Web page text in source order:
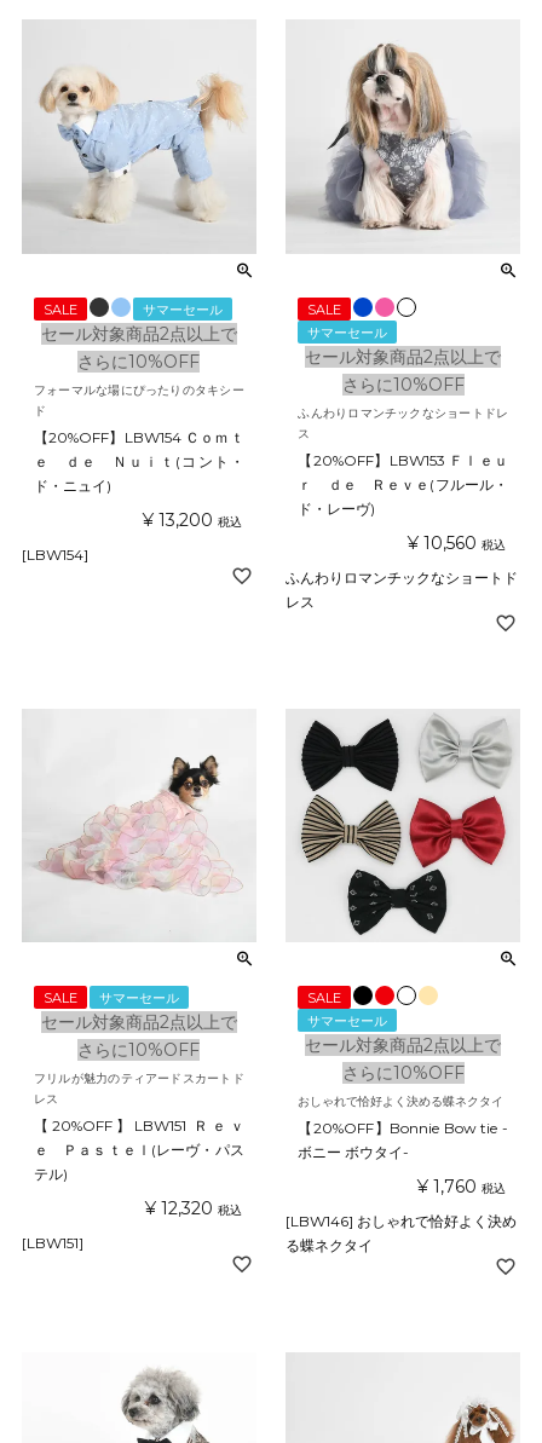
SALE サマーセール
セール対象商品2点以上で
さらに10%OFF
フォーマルな場にぴったりのタキシー
ド
【20%OFF】LBW154 Ｃｏｍｔ
ｅ ｄｅ Ｎｕｉｔ(コント・
ド・ニュイ)
¥ 13,200 税込
[LBW154]
SALE
サマーセール
セール対象商品2点以上で
さらに10%OFF
ふんわりロマンチックなショートドレ
ス
【20%OFF】LBW153 Ｆｌｅｕ
ｒ ｄｅ Ｒｅｖｅ(フルール・
ド・レーヴ)
¥ 10,560 税込
ふんわりロマンチックなショートド
レス
SALE サマーセール
セール対象商品2点以上で
さらに10%OFF
フリルが魅力のティアードスカートド
レス
【20%OFF】LBW151 Ｒｅｖ
ｅ Ｐａｓｔｅｌ(レーヴ・パス
テル)
¥ 12,320 税込
[LBW151]
SALE
サマーセール
セール対象商品2点以上で
さらに10%OFF
おしゃれで恰好よく決める蝶ネクタイ
【20%OFF】Bonnie Bow tie -
ボニー ボウタイ-
¥ 1,760 税込
[LBW146] おしゃれで恰好よく決め
る蝶ネクタイ